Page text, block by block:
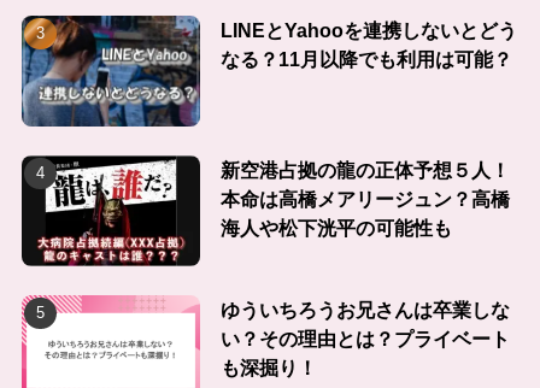
LINEとYahooを連携しないとどう
なる？11月以降でも利用は可能？
新空港占拠の龍の正体予想５人！
本命は高橋メアリージュン？高橋
海人や松下洸平の可能性も
ゆういちろうお兄さんは卒業しな
い？その理由とは？プライベート
も深掘り！